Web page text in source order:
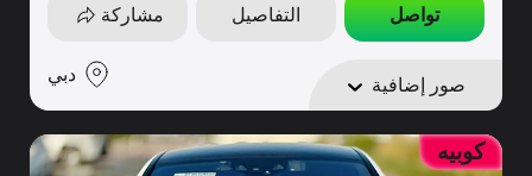
تواصل التفاصيل مشاركة
صور إضافية دبي
كوبيه